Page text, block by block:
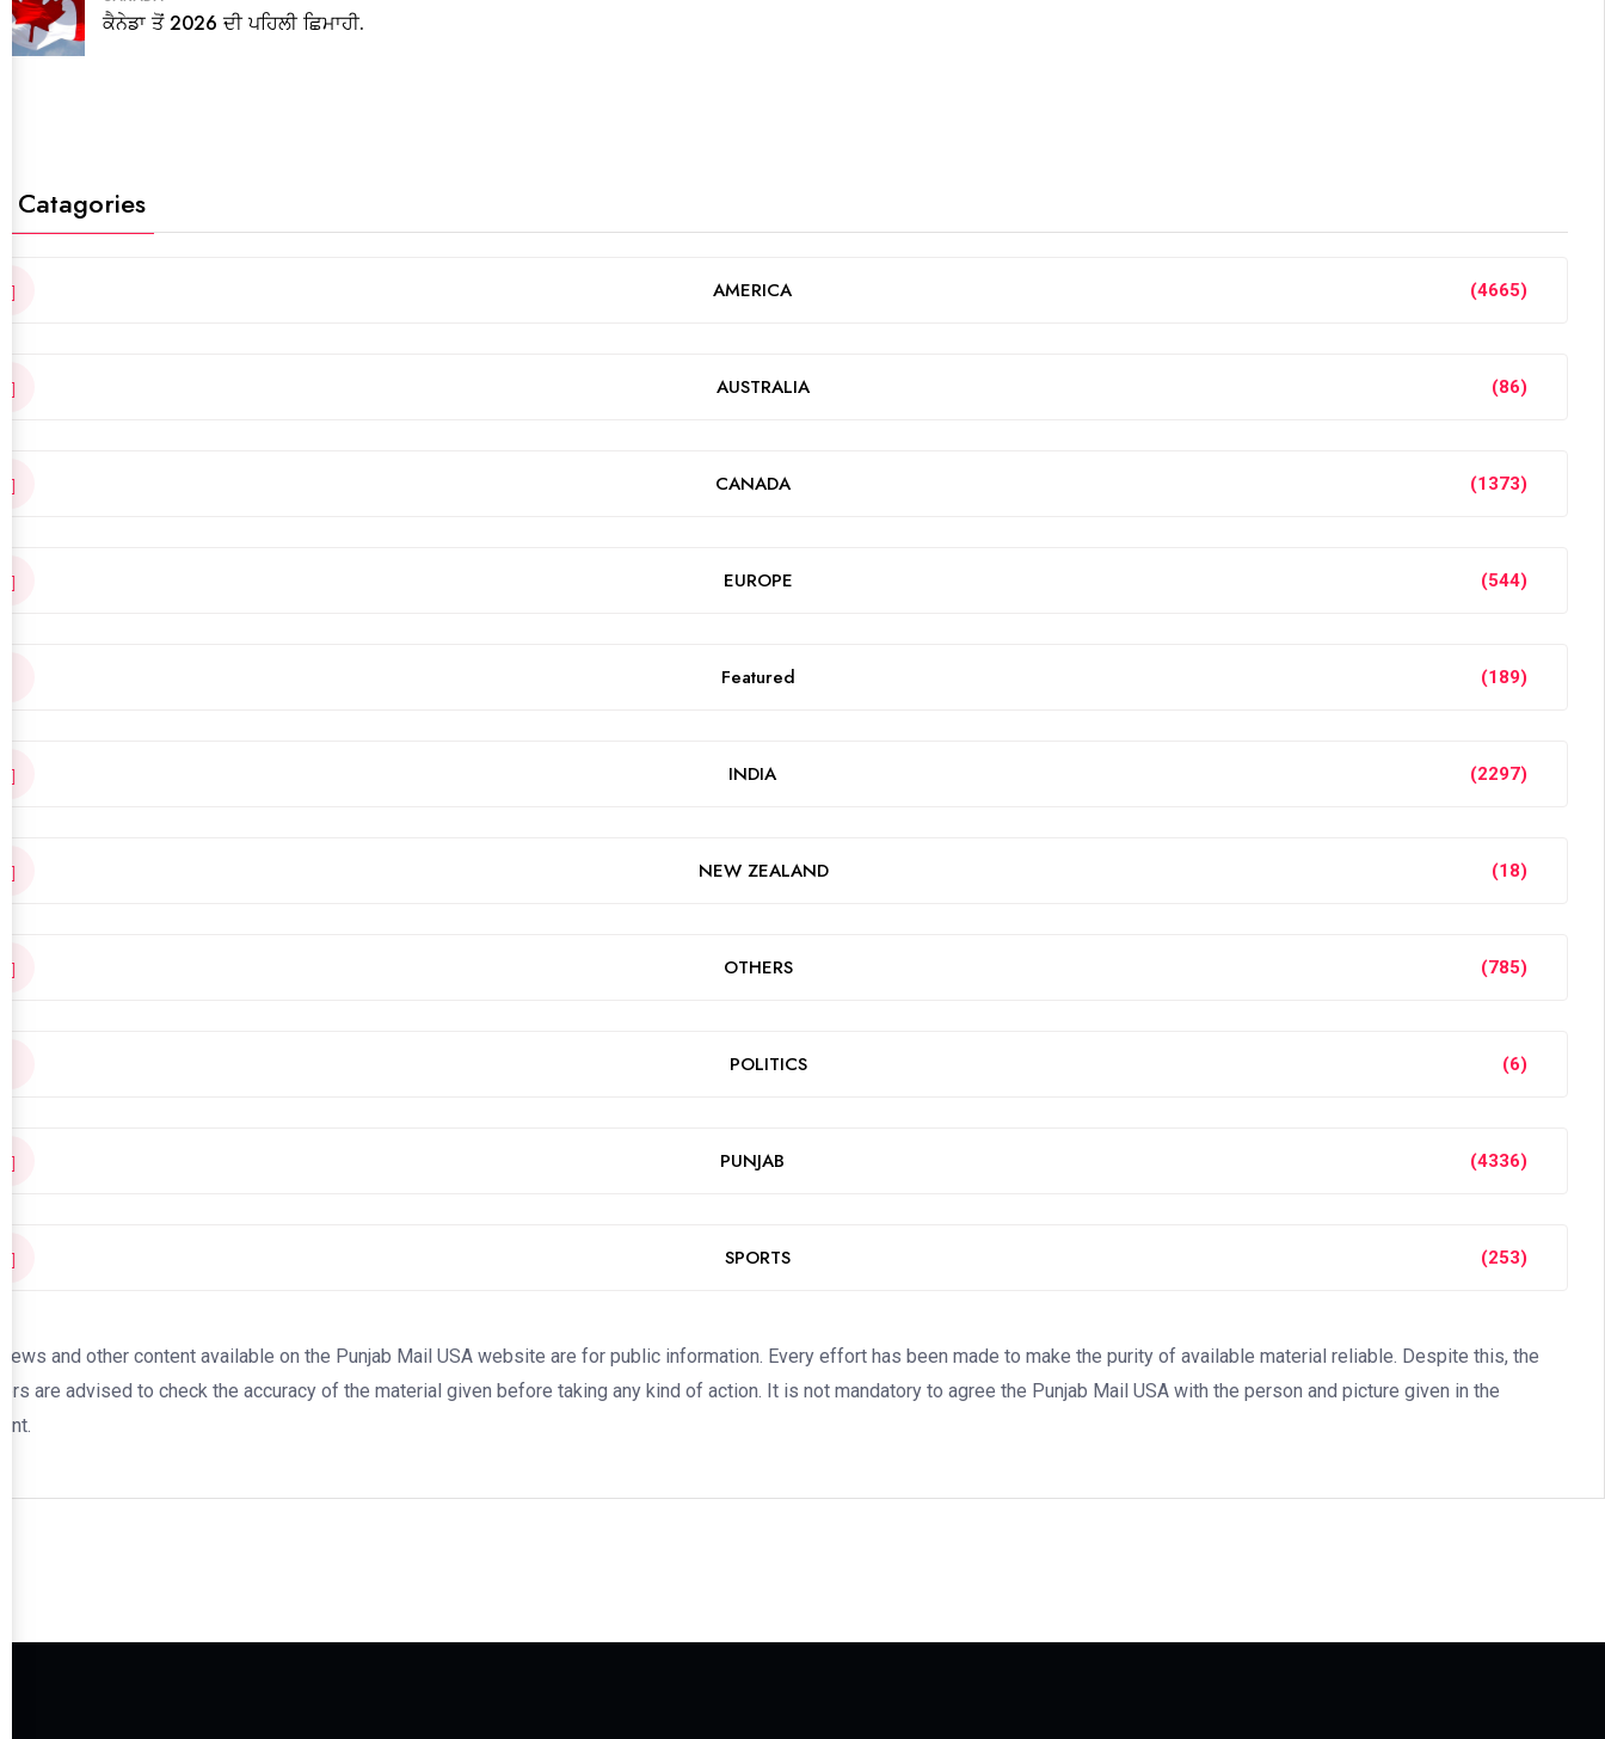
ਕੈਨੇਡਾ ਤੋਂ 2026 ਦੀ ਪਹਿਲੀ ਛਿਮਾਹੀ.
Catagories
AMERICA (4665)
AUSTRALIA (86)
CANADA (1373)
EUROPE (544)
Featured (189)
INDIA (2297)
NEW ZEALAND (18)
OTHERS (785)
POLITICS (6)
PUNJAB (4336)
SPORTS (253)
and other content available on the Punjab Mail USA website are for public information. Every effort has been made to make the purity of available material reliable. Despite this, the
are advised to check the accuracy of the material given before taking any kind of action. It is not mandatory to agree the Punjab Mail USA with the person and picture given in the